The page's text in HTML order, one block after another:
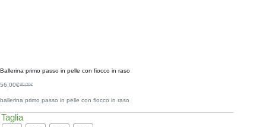
Ballerina primo passo in pelle con fiocco in raso
80,00€
56,00€
ballerina primo passo in pelle con fiocco in raso
Taglia